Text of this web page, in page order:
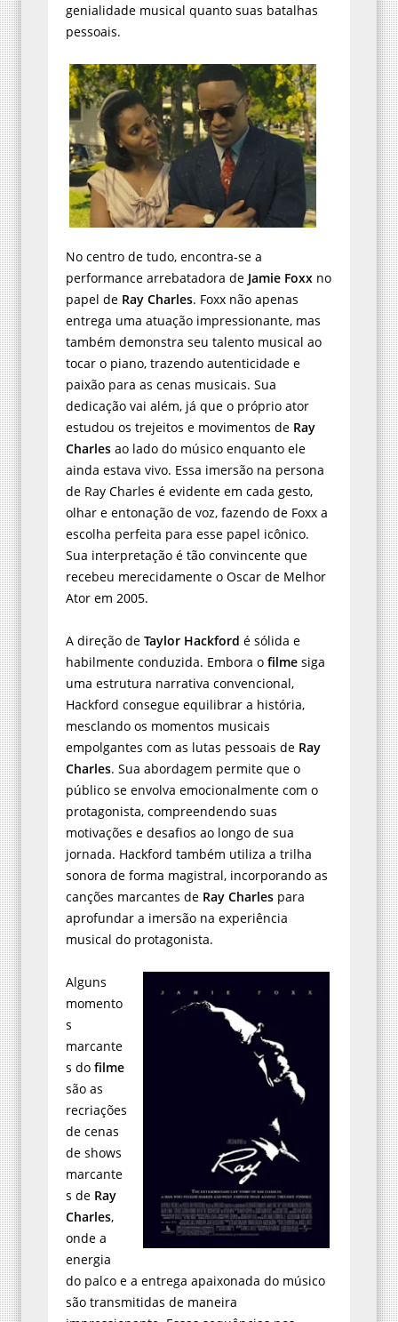
genialidade musical quanto suas batalhas
pessoais.
No centro de tudo, encontra-se a
performance arrebatadora de Jamie Foxx no
papel de Ray Charles. Foxx não apenas
entrega uma atuação impressionante, mas
também demonstra seu talento musical ao
tocar o piano, trazendo autenticidade e
paixão para as cenas musicais. Sua
dedicação vai além, já que o próprio ator
estudou os trejeitos e movimentos de Ray
Charles ao lado do músico enquanto ele
ainda estava vivo. Essa imersão na persona
de Ray Charles é evidente em cada gesto,
olhar e entonação de voz, fazendo de Foxx a
escolha perfeita para esse papel icônico.
Sua interpretação é tão convincente que
recebeu merecidamente o Oscar de Melhor
Ator em 2005.
A direção de Taylor Hackford é sólida e
habilmente conduzida. Embora o filme siga
uma estrutura narrativa convencional,
Hackford consegue equilibrar a história,
mesclando os momentos musicais
empolgantes com as lutas pessoais de Ray
Charles. Sua abordagem permite que o
público se envolva emocionalmente com o
protagonista, compreendendo suas
motivações e desafios ao longo de sua
jornada. Hackford também utiliza a trilha
sonora de forma magistral, incorporando as
canções marcantes de Ray Charles para
aprofundar a imersão na experiência
musical do protagonista.
Alguns
momento
s
marcante
s do filme
são as
recriações
de cenas
de shows
marcante
s de Ray
Charles,
onde a
energia
do palco e a entrega apaixonada do músico
são transmitidas de maneira